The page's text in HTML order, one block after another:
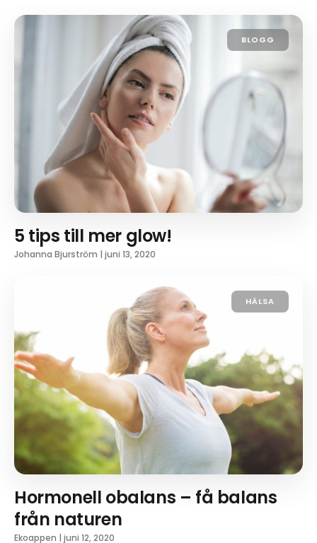
BLOGG
5 tips till mer glow!
Johanna Bjurström | juni 13, 2020
HÄLSA
Hormonell obalans – få balans
från naturen
Ekoappen | juni 12, 2020